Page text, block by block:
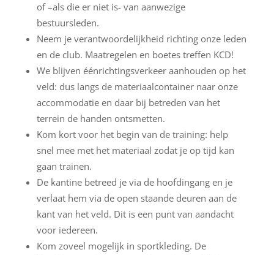
of –als die er niet is- van aanwezige
bestuursleden.
Neem je verantwoordelijkheid richting onze leden
en de club. Maatregelen en boetes treffen KCD!
We blijven éénrichtingsverkeer aanhouden op het
veld: dus langs de materiaalcontainer naar onze
accommodatie en daar bij betreden van het
terrein de handen ontsmetten.
Kom kort voor het begin van de training: help
snel mee met het materiaal zodat je op tijd kan
gaan trainen.
De kantine betreed je via de hoofdingang en je
verlaat hem via de open staande deuren aan de
kant van het veld. Dit is een punt van aandacht
voor iedereen.
Kom zoveel mogelijk in sportkleding. De